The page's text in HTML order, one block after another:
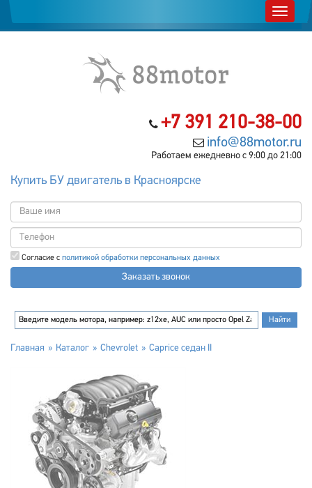
+7 391 210-38-00
info@88motor.ru
Работаем ежедневно с 9:00 до 21:00
Купить БУ двигатель в Красноярске
Согласие с политикой обработки персональных данных
Заказать звонок
Главная Каталог Chevrolet Caprice седан II